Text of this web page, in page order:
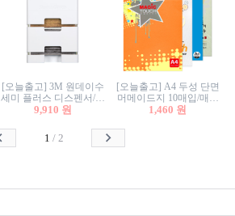
[오늘출고] 3M 원데이수
세미 플러스 디스펜서/소
프트수세미5매+강력수세
9,910 원
[오늘출고] A4 두성 단면
머메이드지 10매입/매직
터치/색지/색상지/색복사
칼라색지/고급복사지
1,460 원
1 / 2